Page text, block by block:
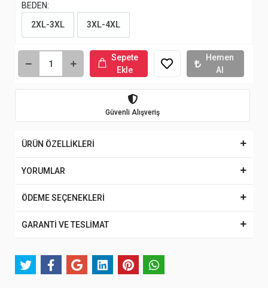
BEDEN:
2XL-3XL
3XL-4XL
Sepete
Ekle
Hemen
Al
Güvenli Alışveriş
ÜRÜN ÖZELLİKLERİ
YORUMLAR
ÖDEME SEÇENEKLERİ
GARANTİ VE TESLİMAT